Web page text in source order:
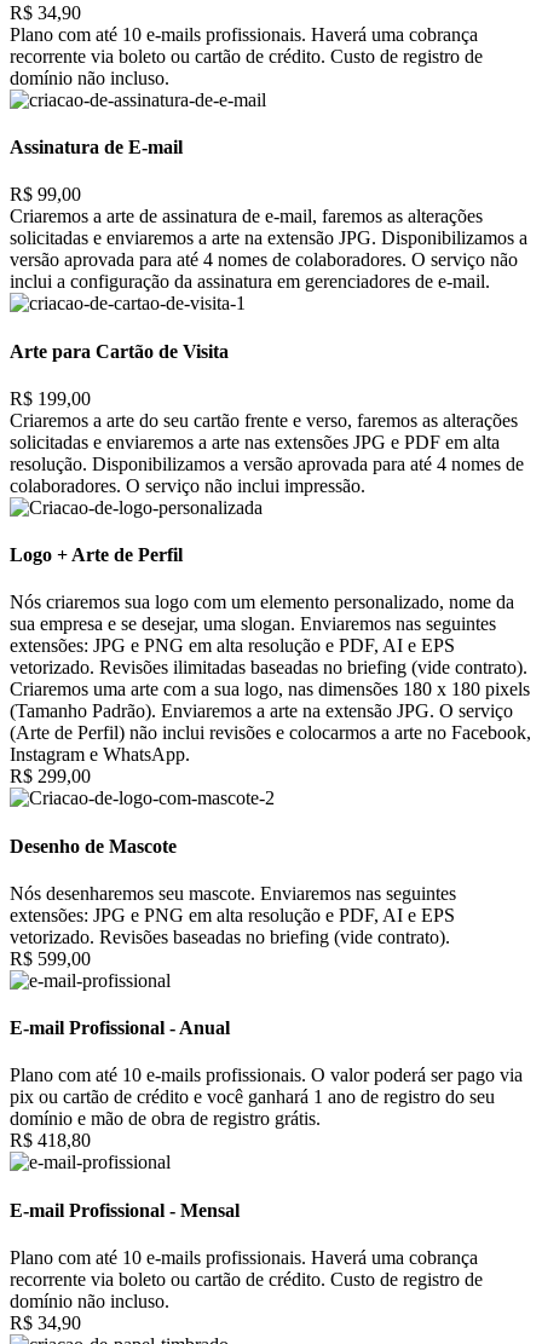
R$ 34,90
Plano com até 10 e-mails profissionais. Haverá uma cobrança
recorrente via boleto ou cartão de crédito. Custo de registro de
domínio não incluso.
Assinatura de E-mail
R$ 99,00
Criaremos a arte de assinatura de e-mail, faremos as alterações
solicitadas e enviaremos a arte na extensão JPG. Disponibilizamos a
versão aprovada para até 4 nomes de colaboradores. O serviço não
inclui a configuração da assinatura em gerenciadores de e-mail.
Arte para Cartão de Visita
R$ 199,00
Criaremos a arte do seu cartão frente e verso, faremos as alterações
solicitadas e enviaremos a arte nas extensões JPG e PDF em alta
resolução. Disponibilizamos a versão aprovada para até 4 nomes de
colaboradores. O serviço não inclui impressão.
Logo + Arte de Perfil
Nós criaremos sua logo com um elemento personalizado, nome da
sua empresa e se desejar, uma slogan. Enviaremos nas seguintes
extensões: JPG e PNG em alta resolução e PDF, AI e EPS
vetorizado. Revisões ilimitadas baseadas no briefing (vide contrato).
Criaremos uma arte com a sua logo, nas dimensões 180 x 180 pixels
(Tamanho Padrão). Enviaremos a arte na extensão JPG. O serviço
(Arte de Perfil) não inclui revisões e colocarmos a arte no Facebook,
Instagram e WhatsApp.
R$ 299,00
Desenho de Mascote
Nós desenharemos seu mascote. Enviaremos nas seguintes
extensões: JPG e PNG em alta resolução e PDF, AI e EPS
vetorizado. Revisões baseadas no briefing (vide contrato).
R$ 599,00
E-mail Profissional - Anual
Plano com até 10 e-mails profissionais. O valor poderá ser pago via
pix ou cartão de crédito e você ganhará 1 ano de registro do seu
domínio e mão de obra de registro grátis.
R$ 418,80
E-mail Profissional - Mensal
Plano com até 10 e-mails profissionais. Haverá uma cobrança
recorrente via boleto ou cartão de crédito. Custo de registro de
domínio não incluso.
R$ 34,90